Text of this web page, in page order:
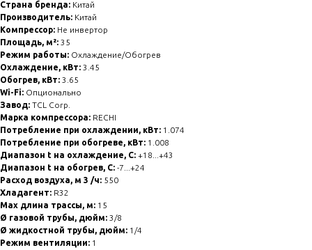
Страна бренда: Китай
Производитель: Китай
Компрессор: Не инвертор
Площадь, м²: 35
Режим работы: Охлаждение/Обогрев
Охлаждение, кВт: 3.45
Обогрев, кВт: 3.65
Wi-Fi: Опционально
Завод: TCL Corp.
Марка компрессора: RECHI
Потребление при охлаждении, кВт: 1.074
Потребление при обогреве, кВт: 1.008
Диапазон t на охлаждение, С: +18...+43
Диапазон t на обогрев, С: -7...+24
Расход воздуха, м 3 /ч: 550
Хладагент: R32
Max длина трассы, м: 15
Ø газовой трубы, дюйм: 3/8
Ø жидкостной трубы, дюйм: 1/4
Режим вентиляции: 1